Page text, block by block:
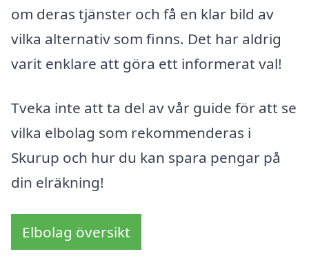
om deras tjänster och få en klar bild av
vilka alternativ som finns. Det har aldrig
varit enklare att göra ett informerat val!
Tveka inte att ta del av vår guide för att se
vilka elbolag som rekommenderas i
Skurup och hur du kan spara pengar på
din elräkning!
Elbolag översikt